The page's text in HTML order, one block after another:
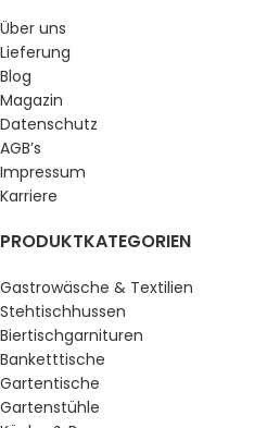
Über uns
Lieferung
Blog
Magazin
Datenschutz
AGB’s
Impressum
Karriere
PRODUKTKATEGORIEN
Gastrowäsche & Textilien
Stehtischhussen
Biertischgarnituren
Banketttische
Gartentische
Gartenstühle